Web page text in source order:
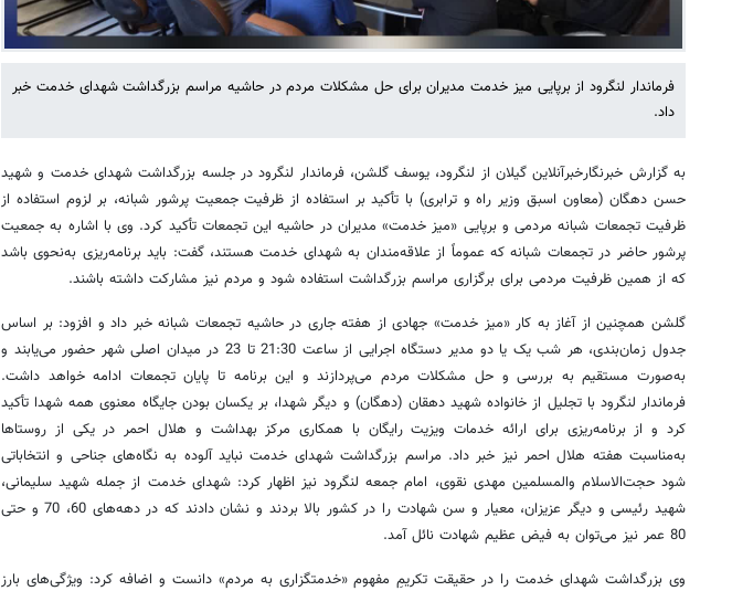
فرماندار لنگرود از برپایی میز خدمت مدیران برای حل مشکلات مردم در حاشیه مراسم بزرگداشت شهدای خدمت خبر
داد.
به گزارش خبرنگارخبرآنلاین گیلان از لنگرود، یوسف گلشن، فرماندار لنگرود در جلسه بزرگداشت شهدای خدمت و شهید
حسن دهگان (معاون اسبق وزیر راه و ترابری) با تأکید بر استفاده از ظرفیت جمعیت پرشور شبانه، بر لزوم استفاده از
ظرفیت تجمعات شبانه مردمی و برپایی «میز خدمت» مدیران در حاشیه این تجمعات تأکید کرد. وی با اشاره به جمعیت
پرشور حاضر در تجمعات شبانه که عموماً از علاقه‌مندان به شهدای خدمت هستند، گفت: باید برنامه‌ریزی به‌نحوی باشد
که از همین ظرفیت مردمی برای برگزاری مراسم بزرگداشت استفاده شود و مردم نیز مشارکت داشته باشند.
گلشن همچنین از آغاز به کار «میز خدمت» جهادی از هفته جاری در حاشیه تجمعات شبانه خبر داد و افزود: بر اساس
جدول زمان‌بندی، هر شب یک یا دو مدیر دستگاه اجرایی از ساعت 21:30 تا 23 در میدان اصلی شهر حضور می‌یابند و
به‌صورت مستقیم به بررسی و حل مشکلات مردم می‌پردازند و این برنامه تا پایان تجمعات ادامه خواهد داشت.
فرماندار لنگرود با تجلیل از خانواده شهید دهقان (دهگان) و دیگر شهدا، بر یکسان بودن جایگاه معنوی همه شهدا تأکید
کرد و از برنامه‌ریزی برای ارائه خدمات ویزیت رایگان با همکاری مرکز بهداشت و هلال احمر در یکی از روستاها
به‌مناسبت هفته هلال احمر نیز خبر داد. مراسم بزرگداشت شهدای خدمت نباید آلوده به نگاه‌های جناحی و انتخاباتی
شود حجت‌الاسلام والمسلمین مهدی نقوی، امام جمعه لنگرود نیز اظهار کرد: شهدای خدمت از جمله شهید سلیمانی،
شهید رئیسی و دیگر عزیزان، معیار و سن شهادت را در کشور بالا بردند و نشان دادند که در دهه‌های 60، 70 و حتی
80 عمر نیز می‌توان به فیض عظیم شهادت نائل آمد.
وی بزرگداشت شهدای خدمت را در حقیقت تکریمِ مفهوم «خدمتگزاری به مردم» دانست و اضافه کرد: ویژگی‌های بارز